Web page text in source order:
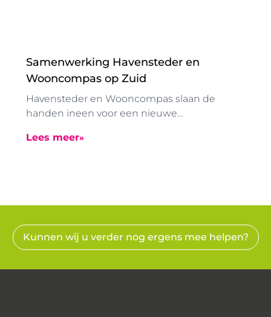
Samenwerking Havensteder en
Wooncompas op Zuid
Havensteder en Wooncompas slaan de
handen ineen voor een nieuwe
Voornaamste doel: het borgen van de
Wooncompas is een middelgrote corporatie
met woningen in Ridderkerk, Barendrecht,
Rotterdam. Wooncompas wil graag bijdragen
Lees meer
Kunnen wij u verder nog ergens mee helpen?